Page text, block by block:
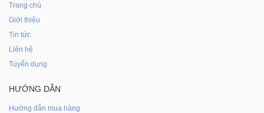
Trang chủ
Giới thiệu
Tin tức
Liên hệ
Tuyển dụng
HƯỚNG DẪN
Hướng dẫn mua hàng